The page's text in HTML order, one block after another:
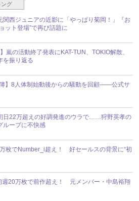
ング
西ジュニアの近影に「やっぱり菊岡！」『お
ット登場”で再び話題に
嵐の活動終了発表にKAT-TUN、TOKIO解散、
振り返る
】8人体制始動後からの騒動を回顧――公式サ
日22万超えの好調発進のウラで……狩野英孝の
ループに不快感
万枚でNumber_i超え！ 好セールスの背景に“初
週20万枚で前作超え！ 元メンバー・中島裕翔